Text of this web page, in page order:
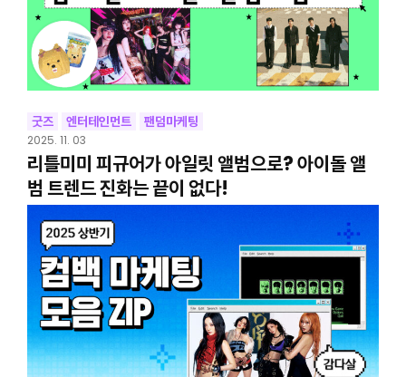
굿즈 엔터테인먼트 팬덤마케팅
2025. 11. 03
리틀미미 피규어가 아일릿 앨범으로? 아이돌 앨
범 트렌드 진화는 끝이 없다!